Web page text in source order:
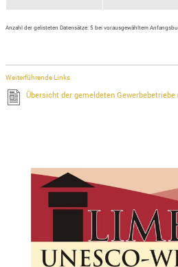
Anzahl der gelisteten Datensätze: 5 bei vorausgewähltem
Weiterführende Links
Übersicht der gemeldeten Gewerbebetriebe